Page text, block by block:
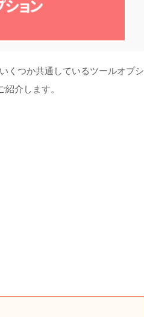
くつか共通しているツールオプシ
介します。